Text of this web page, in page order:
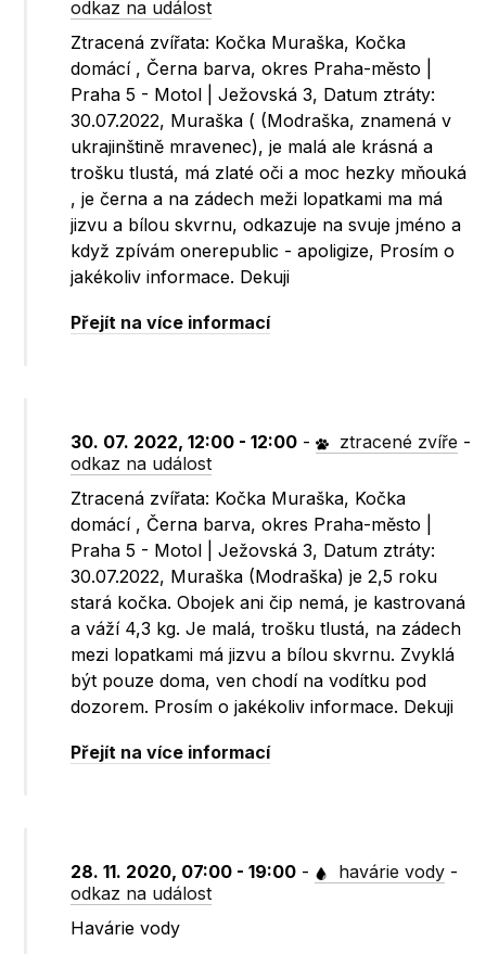
odkaz na událost
Ztracená zvířata: Kočka Muraška, Kočka
domácí , Černa barva, okres Praha-město |
Praha 5 - Motol | Ježovská 3, Datum ztráty:
30.07.2022, Muraška ( (Modraška, znamená v
ukrajinštině mravenec), je malá ale krásná a
trošku tlustá, má zlaté oči a moc hezky mňouká
, je černa a na zádech meži lopatkami ma má
jizvu a bílou skvrnu, odkazuje na svuje jméno a
když zpívám onerepublic - apoligize, Prosím o
jakékoliv informace. Dekuji
Přejít na více informací
30. 07. 2022, 12:00 - 12:00 - ztracené zvíře -
odkaz na událost
Ztracená zvířata: Kočka Muraška, Kočka
domácí , Černa barva, okres Praha-město |
Praha 5 - Motol | Ježovská 3, Datum ztráty:
30.07.2022, Muraška (Modraška) je 2,5 roku
stará kočka. Obojek ani čip nemá, je kastrovaná
a váží 4,3 kg. Je malá, trošku tlustá, na zádech
mezi lopatkami má jizvu a bílou skvrnu. Zvyklá
být pouze doma, ven chodí na vodítku pod
dozorem. Prosím o jakékoliv informace. Dekuji
Přejít na více informací
28. 11. 2020, 07:00 - 19:00 - havárie vody -
odkaz na událost
Havárie vody